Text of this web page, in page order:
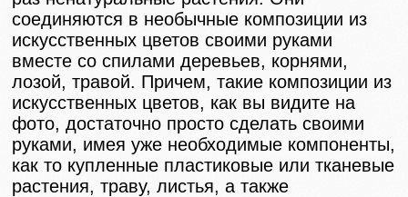
соединяются в необычные композиции из
искусственных цветов своими руками
вместе со спилами деревьев, корнями,
лозой, травой. Причем, такие композиции из
искусственных цветов, как вы видите на
фото, достаточно просто сделать своими
руками, имея уже необходимые компоненты,
как то купленные пластиковые или тканевые
растения, траву, листья, а также